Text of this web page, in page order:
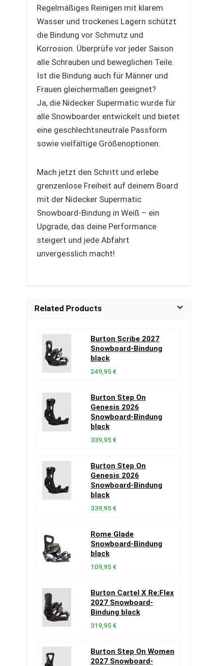
Regelmäßiges Reinigen mit klarem
Wasser und trockenes Lagern schützt
die Bindung vor Schmutz und
Korrosion. Überprüfe vor jeder Saison
alle Schrauben und beweglichen Teile.
Ist die Bindung auch für Männer und
Frauen gleichermaßen geeignet?
Ja, die Nidecker Supermatic wurde für
alle Snowboarder entwickelt und bietet
eine geschlechtsneutrale Passform
sowie vielfältige Größenoptionen.
Mach jetzt den Schritt und erlebe
grenzenlose Freiheit auf deinem Board
mit der Nidecker Supermatic
Snowboard-Bindung in Weiß – ein
Upgrade, das deine Performance
steigert und jede Abfahrt
unvergesslich macht!
Related Products
Burton Scribe 2027
Snowboard-Bindung
black
249,95 €
Burton Step On
Genesis 2026
Snowboard-Bindung
black
339,95 €
Burton Step On
Genesis 2026
Snowboard-Bindung
black
339,95 €
Rome Glade
Snowboard-Bindung
black
109,95 €
Burton Cartel X Re:Flex
2027 Snowboard-
Bindung black
319,95 €
Burton Step On Women
2027 Snowboard-